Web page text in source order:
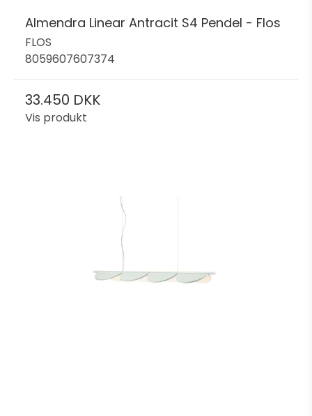
Almendra Linear Antracit S4 Pendel - Flos
FLOS
8059607607374
33.450 DKK
Vis produkt